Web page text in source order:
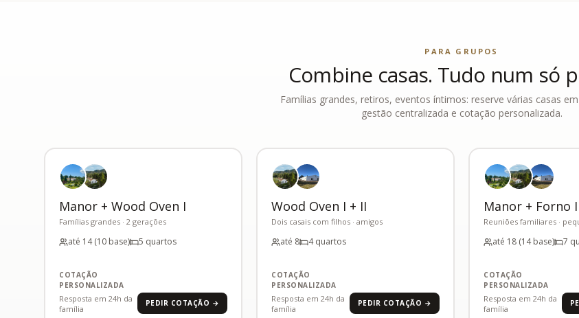
PARA GRUPOS
Combine casas. Tudo num só
Famílias grandes, retiros, eventos íntimos: reserve várias casas
gestão centralizada e cotação personalizada.
Manor + Wood Oven I
Famílias grandes · 2 gerações
até 14 (10 base) 5 quartos
COTAÇÃO
PERSONALIZADA
Resposta em 24h da
família
PEDIR COTAÇÃO →
Wood Oven I + II
Dois casais com filhos · amigos
até 8 4 quartos
COTAÇÃO
PERSONALIZADA
Resposta em 24h da
família
PEDIR COTAÇÃO →
Manor + Forno
Reuniões familiares ·
até 18 (14 base) 7
COTAÇÃO
PERSONALIZADA
Resposta em 24h da
família